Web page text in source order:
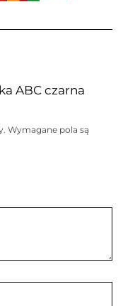
ABC czarna
Wymagane pola są